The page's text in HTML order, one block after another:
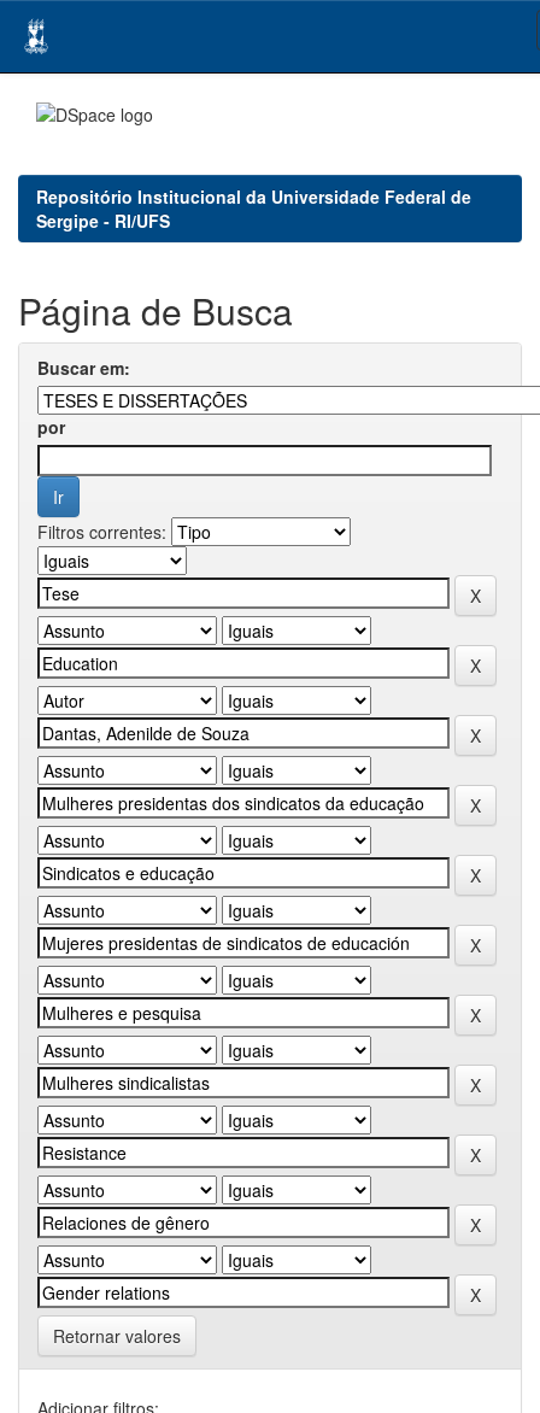
navigation
Repositório Institucional da Universidade Federal de
Sergipe - RI/UFS
Página de Busca
Buscar em:
por
Filtros correntes:
Retornar valores
Adicionar filtros: